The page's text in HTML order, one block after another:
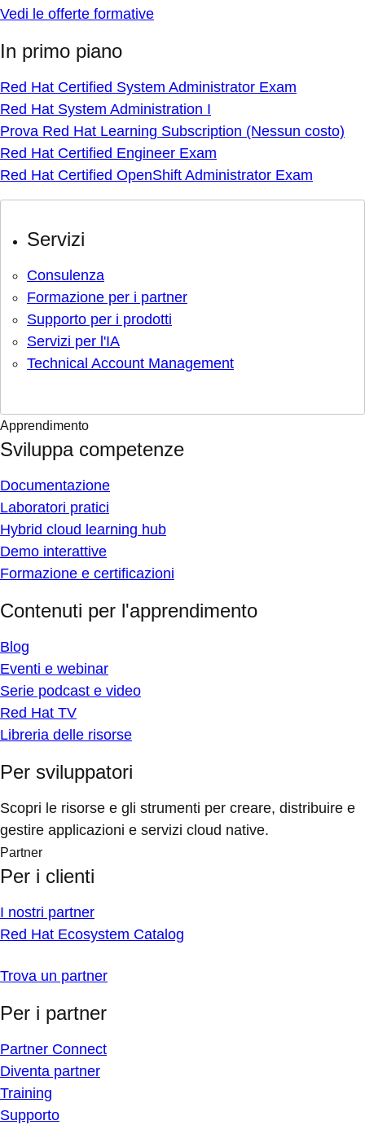
Vedi le offerte formative
In primo piano
Red Hat Certified System Administrator Exam
Red Hat System Administration I
Prova Red Hat Learning Subscription (Nessun costo)
Red Hat Certified Engineer Exam
Red Hat Certified OpenShift Administrator Exam
Servizi
Consulenza
Formazione per i partner
Supporto per i prodotti
Servizi per l'IA
Technical Account Management
Apprendimento
Sviluppa competenze
Documentazione
Laboratori pratici
Hybrid cloud learning hub
Demo interattive
Formazione e certificazioni
Contenuti per l'apprendimento
Blog
Eventi e webinar
Serie podcast e video
Red Hat TV
Libreria delle risorse
Per sviluppatori
Scopri le risorse e gli strumenti per creare, distribuire e
gestire applicazioni e servizi cloud native.
Partner
Per i clienti
I nostri partner
Red Hat Ecosystem Catalog
Trova un partner
Per i partner
Partner Connect
Diventa partner
Training
Supporto